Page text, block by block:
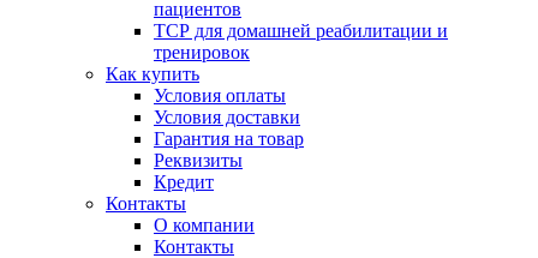
пациентов
ТСР для домашней реабилитации и
тренировок
Как купить
Условия оплаты
Условия доставки
Гарантия на товар
Реквизиты
Кредит
Контакты
О компании
Контакты